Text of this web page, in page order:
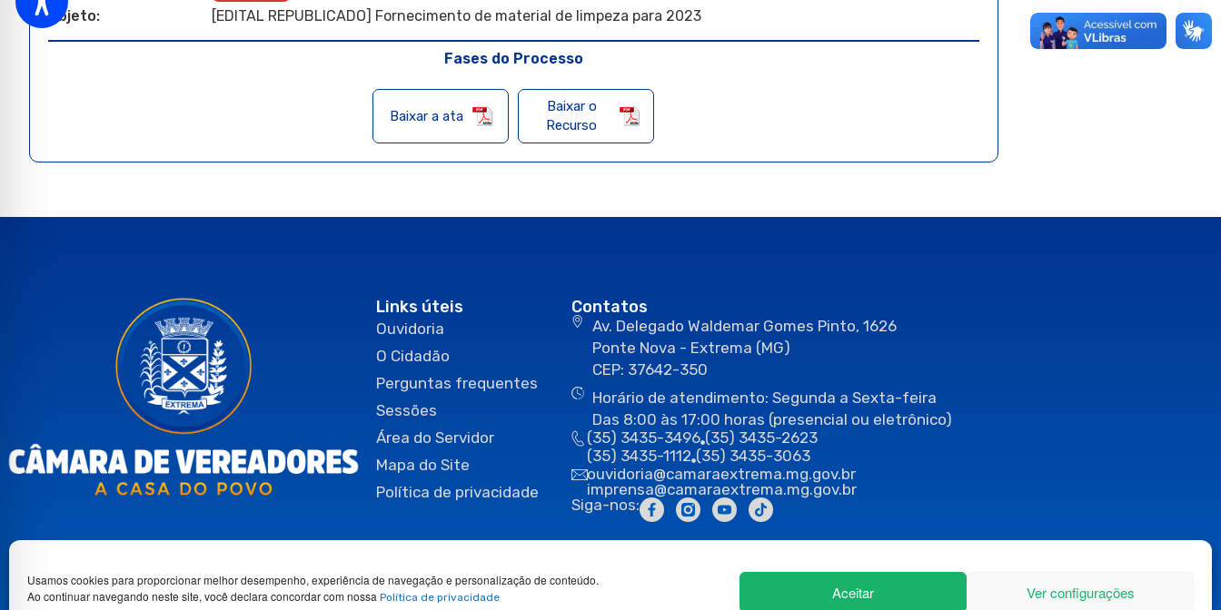
Usamos cookies para proporcionar melhor desempenho, experiência de navegação e personalização de conteúdo.
Ao continuar navegando neste site, você declara concordar com nossa Política de privacidade Aceitar Ver configurações
Objeto:
[EDITAL REPUBLICADO] Fornecimento de material de limpeza para 2023
Fases do Processo
Baixar a ata
Baixar o
Recurso
Links úteis
Ouvidoria
O Cidadão
Perguntas frequentes
Sessões
Área do Servidor
Mapa do Site
Política de privacidade
Contatos
Av. Delegado Waldemar Gomes Pinto, 1626
Ponte Nova - Extrema (MG)
CEP: 37642-350
Horário de atendimento: Segunda a Sexta-feira
Das 8:00 às 17:00 horas (presencial ou eletrônico)
(35) 3435-3496 (35) 3435-2623
(35) 3435-1112 (35) 3435-3063
ouvidoria@camaraextrema.mg.gov.br
imprensa@camaraextrema.mg.gov.br
Siga-nos: